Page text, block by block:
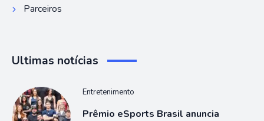
Parceiros
Ultimas notícias
Entretenimento
Prêmio eSports Brasil anuncia